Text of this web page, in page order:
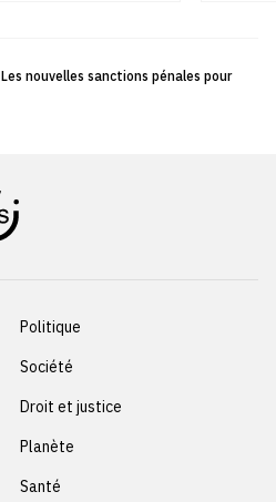
Les nouvelles sanctions pénales pour
Politique
Société
Droit et justice
Planète
Santé